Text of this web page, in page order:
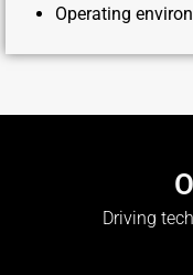
Operating
Driving